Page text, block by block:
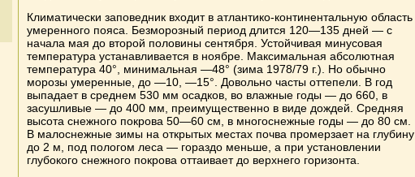
Климатически заповедник входит в атлантико-континентальную область
умеренного пояса. Безморозный период длится 120—135 дней — с
начала мая до второй половины сентября. Устойчивая минусовая
температура устанавливается в ноябре. Максимальная абсолютная
температура 40°, минимальная —48° (зима 1978/79 г.). Но обычно
морозы умеренные, до —10, —15°. Довольно часты оттепели. В год
выпадает в среднем 530 мм осадков, во влажные годы — до 660, в
засушливые — до 400 мм, преимущественно в виде дождей. Средняя
высота снежного покрова 50—60 см, в многоснежные годы — до 80 см.
В малоснежные зимы на открытых местах почва промерзает на глубину
до 2 м, под пологом леса — гораздо меньше, а при установлении
глубокого снежного покрова оттаивает до верхнего горизонта.